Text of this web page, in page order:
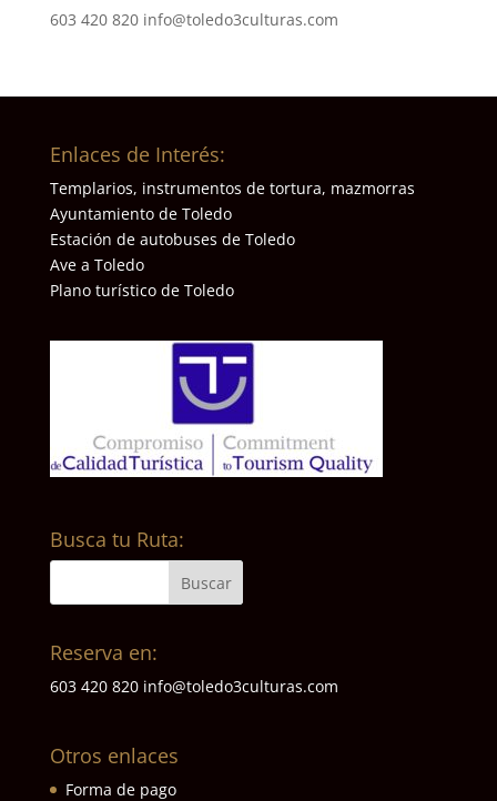
603 420 820 info@toledo3culturas.com
Enlaces de Interés:
Templarios, instrumentos de tortura, mazmorras
Ayuntamiento de Toledo
Estación de autobuses de Toledo
Ave a Toledo
Plano turístico de Toledo
Busca tu Ruta:
Reserva en:
603 420 820 info@toledo3culturas.com
Otros enlaces
Forma de pago